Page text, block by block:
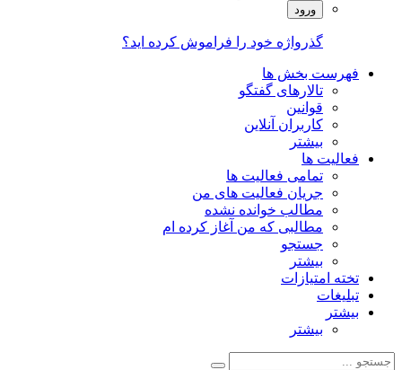
ورود
گذرواژه خود را فراموش کرده اید؟
فهرست بخش ها
تالارهای گفتگو
قوانین
کاربران آنلاین
بیشتر
فعالیت ها
تمامی فعالیت ها
جریان فعالیت های من
مطالب خوانده نشده
مطالبی که من آغاز کرده ام
جستجو
بیشتر
تخته امتیازات
تبلیغات
بیشتر
بیشتر